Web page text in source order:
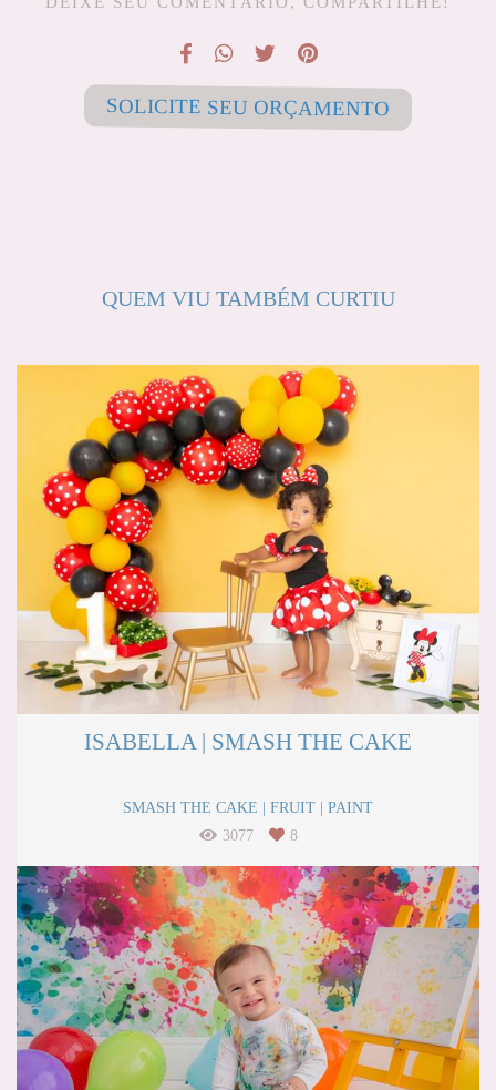
SOLICITE SEU ORÇAMENTO
QUEM VIU TAMBÉM CURTIU
ISABELLA | SMASH THE CAKE
SMASH THE CAKE | FRUIT | PAINT
3077
8